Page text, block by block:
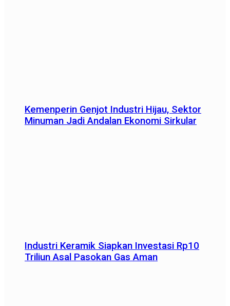
Kemenperin Genjot Industri Hijau, Sektor
Minuman Jadi Andalan Ekonomi Sirkular
Industri Keramik Siapkan Investasi Rp10
Triliun Asal Pasokan Gas Aman